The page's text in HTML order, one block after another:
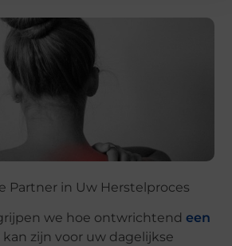
Partner in Uw Herstelproces
we hoe ontwrichtendeen
kan zijn voor uw dagelijkse